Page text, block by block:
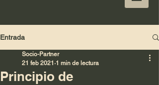
Entrada
Principio de
Socio-Partner
21 feb 2021 1 min de lectura